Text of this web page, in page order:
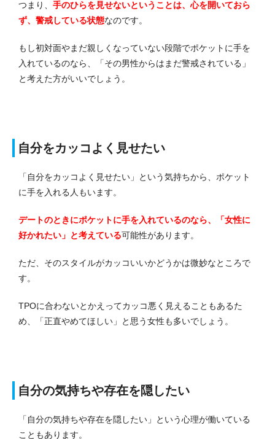
つまり、 手のひらを見せないということは、心を開いておら
ず、警戒している状態なのです。
もし初対面やまだ親しくなっていない段階でポケットに手を
入れているのなら、「その男性からはまだ警戒されている」
と考えた方がいいでしょう。
自分をカッコよく見せたい
「自分をカッコよく見せたい」という気持ちから、ポケット
に手を入れる人もいます。
デートのときにポケットに手を入れているのなら、「女性に
好かれたい」と考えている可能性があります。
ただ、そのスタイルがカッコいいかどうかは微妙なところで
す。
TPOに合わないとかえってカッコ悪く見えることもあるた
め、「正直やめてほしい」と思う女性も多いでしょう。
自分の気持ちや存在を隠したい
「自分の気持ちや存在を隠したい」という心理が働いている
こともあります。